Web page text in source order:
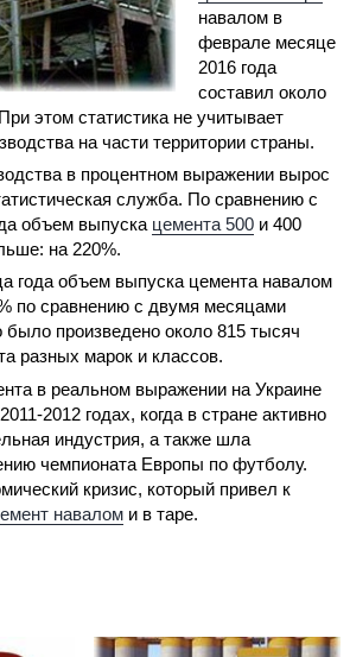
навалом в
феврале месяце
2016 года
составил около
этом статистика не учитывает
на части территории страны.
в процентном выражении вырос
служба. По сравнению с
объем выпуска цемента 500 и 400
на 220%.
года объем выпуска цемента навалом
по сравнению с двумя месяцами
было произведено около 815 тысяч
разных марок и классов.
в реальном выражении на Украине
2012 годах, когда в стране активно
индустрия, а также шла
чемпионата Европы по футболу.
кризис, который привел к
навалом и в таре.